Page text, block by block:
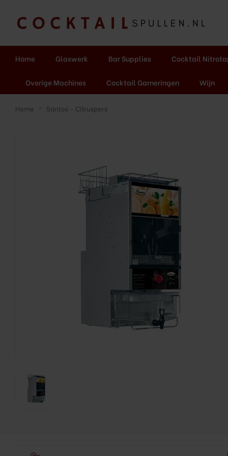
Home Glaswerk Bar Supplies Cocktail
Overige Machines Cocktail Garneringen Wijn
Home Santos - Citruspers